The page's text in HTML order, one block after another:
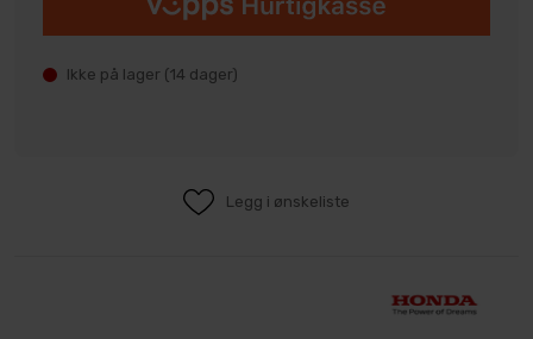
Ikke på lager (14 dager)
Legg i ønskeliste